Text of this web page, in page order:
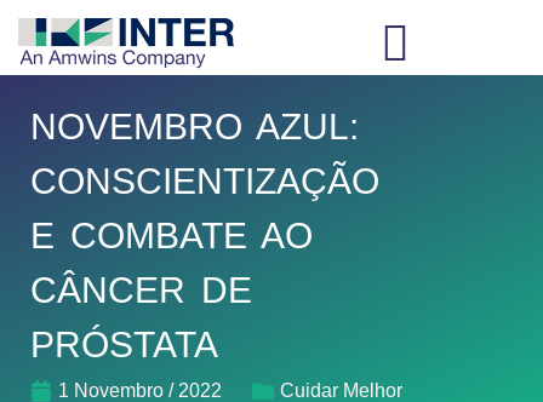
NOVEMBRO AZUL:
CONSCIENTIZAÇÃO
E COMBATE AO
CÂNCER DE
PRÓSTATA
1 Novembro / 2022 Cuidar Melhor